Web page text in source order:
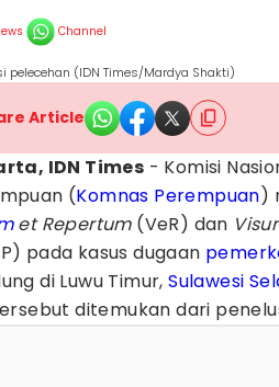
Channel
pelecehan (IDN Times/Mardya Shakti)
Article
IDN Times - Komisi
(Komnas Perempuan)
et Repertum(VeR) dan
pada kasus dugaan
di Luwu Timur,Sulawesi
ditemukan dari